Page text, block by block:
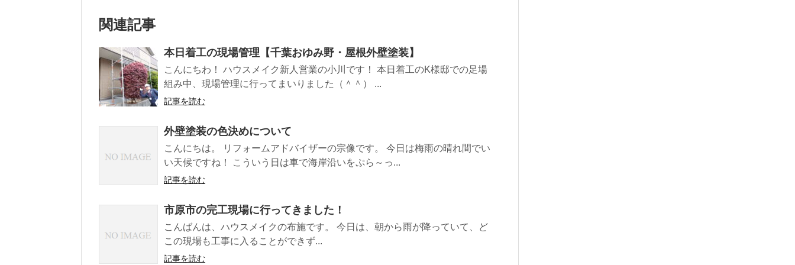
関連記事
本日着工の現場管理【千葉おゆみ野・屋根外壁塗装】
こんにちわ！ ハウスメイク新人営業の小川です！ 本日着工のK様邸での足場
組み中、現場管理に行ってまいりました（＾＾） ...
記事を読む
外壁塗装の色決めについて
こんにちは。 リフォームアドバイザーの宗像です。 今日は梅雨の晴れ間でい
い天候ですね！ こういう日は車で海岸沿いをぷら～っ...
記事を読む
市原市の完工現場に行ってきました！
こんばんは、ハウスメイクの布施です。 今日は、朝から雨が降っていて、ど
この現場も工事に入ることができず...
記事を読む